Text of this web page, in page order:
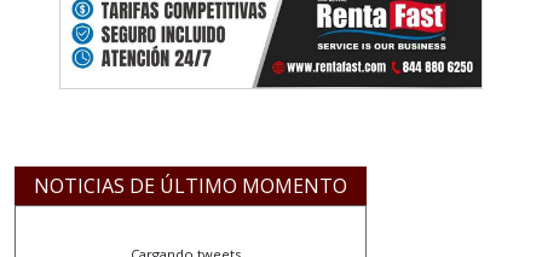
NOTICIAS DE ÚLTIMO MOMENTO